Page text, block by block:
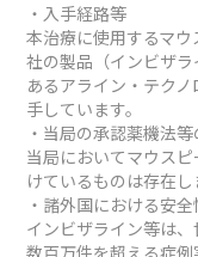
・入手経路等
本治療に使用するマ
社の製品（インビザ
あるアライン・テク
手しています。
・当局の承認薬機法
当局においてマウス
けているものは存在し
・諸外国における安
インビザライン等は
数百万件を超える症